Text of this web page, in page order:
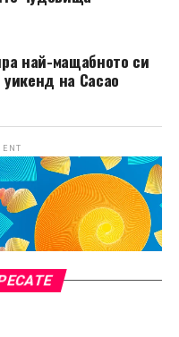
най-мащабното си
на Cacao